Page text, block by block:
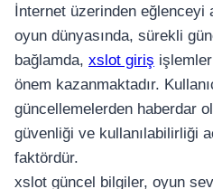
İnternet üzerinden
oyun dünyasında, sürekli
bağlamda, xslot giriş
önem kazanmaktadır.
güncellemelerden haberdar
güvenliği ve kullanılabilirliği
faktördür.
xslot güncel bilgiler, oyun